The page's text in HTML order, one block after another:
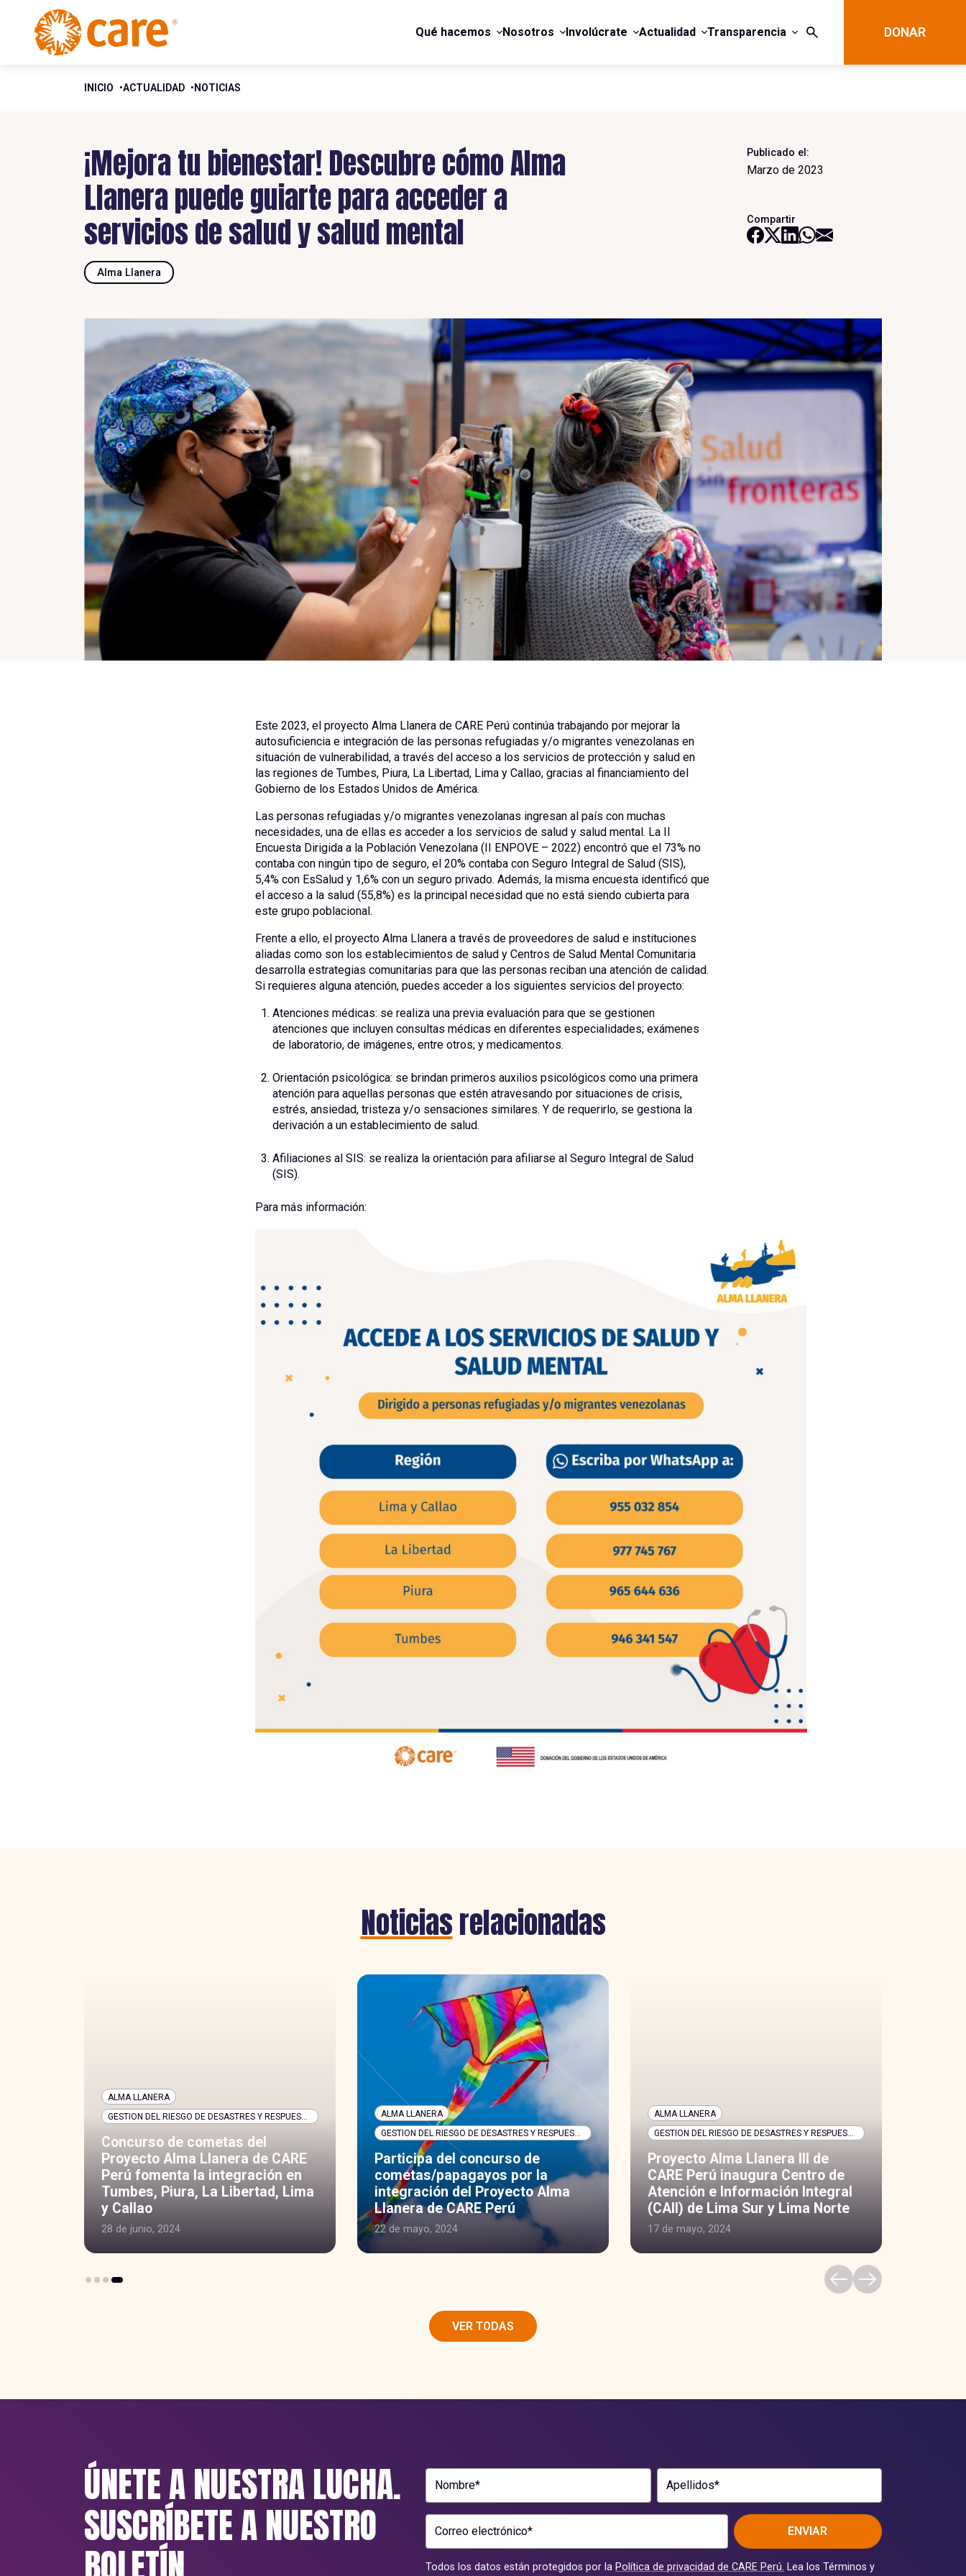
Qué hacemos Nosotros Involúcrate Actualidad Transparencia DONAR
INICIO ACTUALIDAD NOTICIAS
¡Mejora tu bienestar! Descubre cómo Alma
Llanera puede guiarte para acceder a
servicios de salud y salud mental
Alma Llanera
Publicado el:
Marzo de 2023
Compartir
Este 2023, el proyecto Alma Llanera de CARE Perú continúa trabajando por mejorar la
autosuficiencia e integración de las personas refugiadas y/o migrantes venezolanas en
situación de vulnerabilidad, a través del acceso a los servicios de protección y salud en
las regiones de Tumbes, Piura, La Libertad, Lima y Callao, gracias al financiamiento del
Gobierno de los Estados Unidos de América.
Las personas refugiadas y/o migrantes venezolanas ingresan al país con muchas
necesidades, una de ellas es acceder a los servicios de salud y salud mental. La II
Encuesta Dirigida a la Población Venezolana (II ENPOVE – 2022) encontró que el 73% no
contaba con ningún tipo de seguro, el 20% contaba con Seguro Integral de Salud (SIS),
5,4% con EsSalud y 1,6% con un seguro privado. Además, la misma encuesta identificó que
el acceso a la salud (55,8%) es la principal necesidad que no está siendo cubierta para
este grupo poblacional.
Frente a ello, el proyecto Alma Llanera a través de proveedores de salud e instituciones
aliadas como son los establecimientos de salud y Centros de Salud Mental Comunitaria
desarrolla estrategias comunitarias para que las personas reciban una atención de calidad.
Si requieres alguna atención, puedes acceder a los siguientes servicios del proyecto:
Atenciones médicas: se realiza una previa evaluación para que se gestionen
atenciones que incluyen consultas médicas en diferentes especialidades; exámenes
de laboratorio, de imágenes, entre otros; y medicamentos.
Orientación psicológica: se brindan primeros auxilios psicológicos como una primera
atención para aquellas personas que estén atravesando por situaciones de crisis,
estrés, ansiedad, tristeza y/o sensaciones similares. Y de requerirlo, se gestiona la
derivación a un establecimiento de salud.
Afiliaciones al SIS: se realiza la orientación para afiliarse al Seguro Integral de Salud
(SIS).
Para más información:
Noticiasrelacionadas
ALMA LLANERA
GESTION DEL RIESGO DE DESASTRES Y RESPUESTA HUMANITARIA
Concurso de cometas del
Proyecto Alma Llanera de CARE
Perú fomenta la integración en
Tumbes, Piura, La Libertad, Lima
y Callao
28 de junio, 2024
ALMA LLANERA
GESTION DEL RIESGO DE DESASTRES Y RESPUESTA HUMANITARIA
Participa del concurso de
cometas/papagayos por la
integración del Proyecto Alma
Llanera de CARE Perú
22 de mayo, 2024
ALMA LLANERA
GESTION DEL RIESGO DE DESASTRES Y RESPUESTA HUMANITARIA
Proyecto Alma Llanera III de
CARE Perú inaugura Centro de
Atención e Información Integral
(CAII) de Lima Sur y Lima Norte
17 de mayo, 2024
VER TODAS
ÚNETE A NUESTRA LUCHA.
SUSCRÍBETE A NUESTRO
Nombre* Apellidos*
Correo electrónico* ENVIAR
Todos los datos están protegidos por la Política de privacidad de CARE Perú. Lea los Términos y